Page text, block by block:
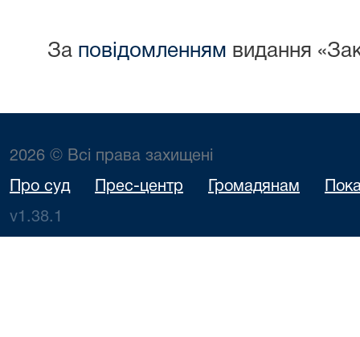
За повідомленням видання
2026 © Всі права захищені
Про суд Прес-центр Громадянам
v1.38.1